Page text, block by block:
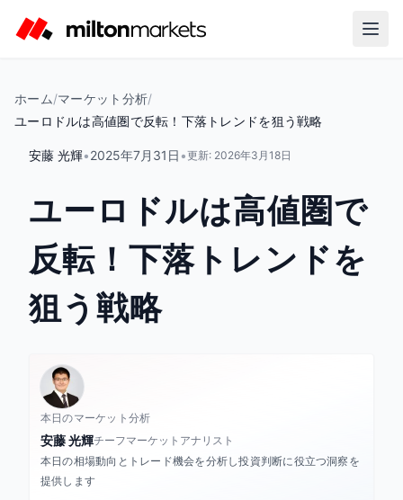
ホーム/マーケット分析/
ユーロドルは高値圏で反転！下落トレンドを狙う戦略
安藤 光輝•2025年7月31日 •更新: 2026年3月18日
ユーロドルは高値圏で
反転！下落トレンドを
狙う戦略
本日のマーケット分析
安藤 光輝チーフマーケットアナリスト
本日の相場動向とトレード機会を分析し投資判断に役立つ洞察を
提供します